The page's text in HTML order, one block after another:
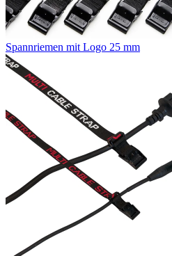
Spannriemen mit Logo 25 mm